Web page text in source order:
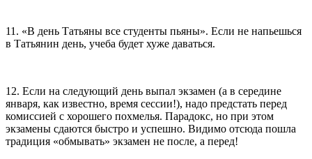
11. «В день Татьяны все студенты пьяны». Если не напьешься
в Татьянин день, учеба будет хуже даваться.
12. Если на следующий день выпал экзамен (а в середине
января, как известно, время сессии!), надо предстать перед
комиссией с хорошего похмелья. Парадокс, но при этом
экзамены сдаются быстро и успешно. Видимо отсюда пошла
традиция «обмывать» экзамен не после, а перед!